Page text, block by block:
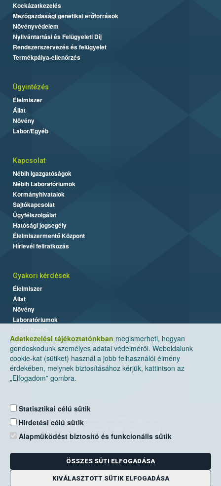
Adatkezelési tájékoztatónkban megismerheti, hogyan
gondoskodunk személyes adatai védelméről. Weboldalunk
cookie-kat (sütiket) használ a jobb felhasználói élmény
érdekében, melynek biztosításához kérjük, kattintson az
„Elfogadom” gombra.
Statisztikai célú sütik
Hirdetési célú sütik
Alapműködést biztosító és funkcionális sütik
ÖSSZES SÜTI ELFOGADÁSA
KIVÁLASZTOTT SÜTIK ELFOGADÁSA
Kockázatkezelés
Mezőgazdasági genetikai erőforrások
Növényvédelem
Nyilvántartási és Felügyeleti Díj
Rendszerszervezés és felügyelet
Termékpálya-ellenőrzés
Ügyintézés
Élelmiszer
Állat
Növény
Labor/Egyéb
Kapcsolat
Nébih Igazgatóságok
Nébih Laboratóriumok
Kormányhivatalok
Sajtókapcsolat
Ügyfélszolgálat
Hatósági jogsegély
Élelmiszermentő Központ
Hírlevél feliratkozás
Gyakori kérdések
Élelmiszer
Állat
Növény
Laboratóriumok
Nemzeti Élelmiszerlánc-biztonsági Hivatal
Levelezési cím: 1525 Budapest. Pf. 30.
E-mail:ugyfelszolgalat@nebih.gov.hu
Zöld szám: 06-80/263-244